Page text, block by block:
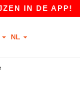
DE APP!|
NL